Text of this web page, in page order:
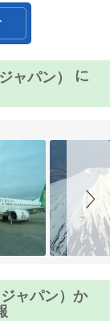
ャパン）
に
ャパン）か